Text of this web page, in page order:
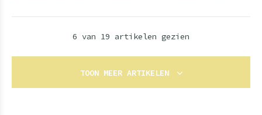
6 van 19 artikelen gezien
TOON MEER ARTIKELEN